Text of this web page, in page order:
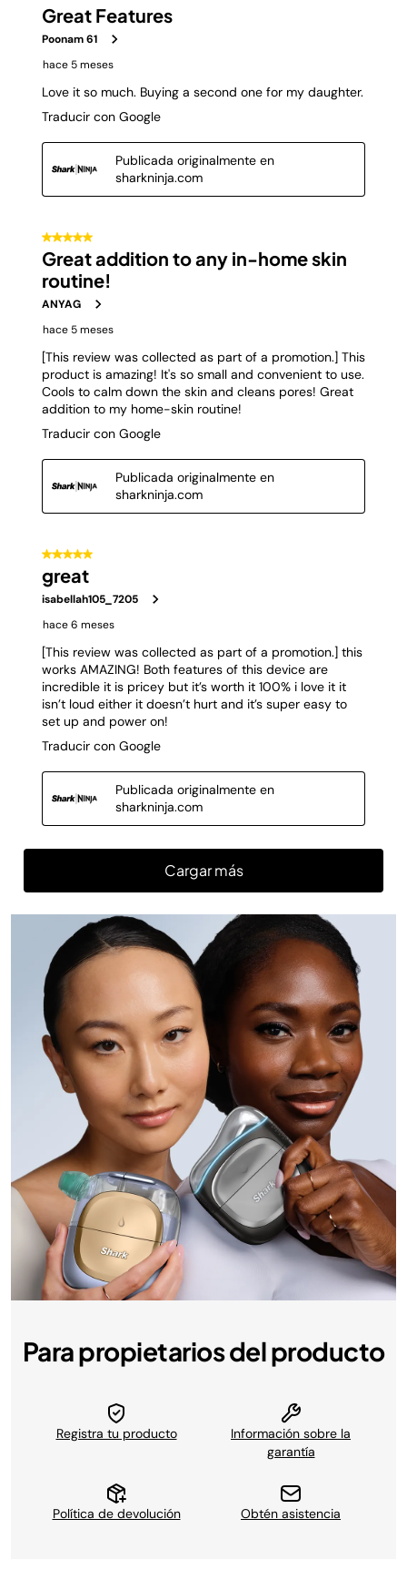
Para propietarios del producto
Registra tu producto
Información sobre la
garantía
Política de devolución Obtén asistencia